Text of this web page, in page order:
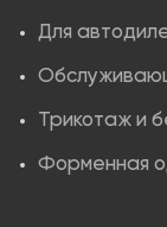
Для
Трикотаж и
Форменная